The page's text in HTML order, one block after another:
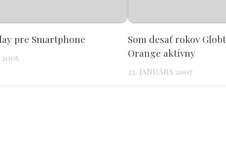
pre Smartphone
2005
Som desať rokov
Orange aktívny
23. JANUÁRA 2007